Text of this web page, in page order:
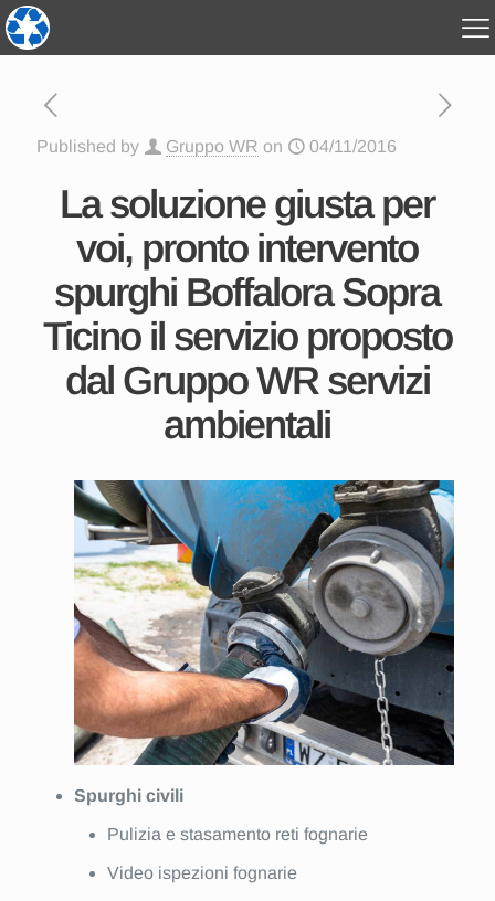
Published by Gruppo WR on 04/11/2016
La soluzione giusta per
voi, pronto intervento
spurghi Boffalora Sopra
Ticino il servizio proposto
dal Gruppo WR servizi
ambientali
Spurghi civili
Pulizia e stasamento reti fognarie
Video ispezioni fognarie